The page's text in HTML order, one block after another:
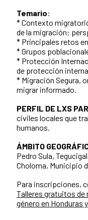
Temario:
* Contexto
de la migración:
* Principales retos
* Grupos
* Protección
de protección
* Migración Segura,
migrar informado.
PERFIL DE LXS
civiles locales que
humanos.
ÁMBITO
Pedro Sula,
Choloma, Municipio
Para inscripciones,
Talleres gratuitos de
género en Honduras